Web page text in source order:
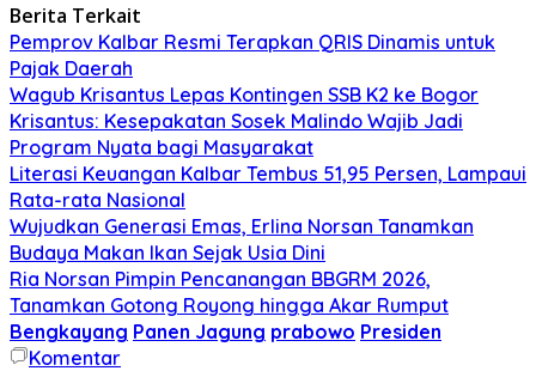
Berita Terkait
Pemprov Kalbar Resmi Terapkan QRIS Dinamis untuk
Pajak Daerah
Wagub Krisantus Lepas Kontingen SSB K2 ke Bogor
Krisantus: Kesepakatan Sosek Malindo Wajib Jadi
Program Nyata bagi Masyarakat
Literasi Keuangan Kalbar Tembus 51,95 Persen, Lampaui
Rata-rata Nasional
Wujudkan Generasi Emas, Erlina Norsan Tanamkan
Budaya Makan Ikan Sejak Usia Dini
Ria Norsan Pimpin Pencanangan BBGRM 2026,
Tanamkan Gotong Royong hingga Akar Rumput
Bengkayang Panen Jagung prabowo Presiden
Komentar